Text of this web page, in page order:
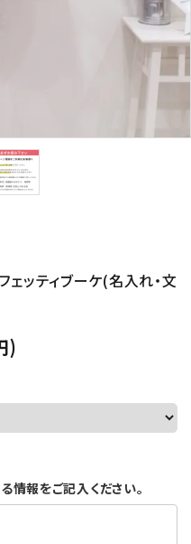
登録
ェッティブーケ(名入れ・文
)
報をご記入ください。